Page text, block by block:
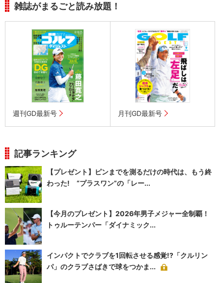
雑誌がまるごと読み放題！
週刊GD最新号 月刊GD最新号
記事ランキング
【プレゼント】ピンまでを測るだけの時代は、もう終
わった! “プラスワン”の「レー...
【今月のプレゼント】2026年男子メジャー全制覇！
トゥルーテンパー「ダイナミック...
インパクトでクラブを1回転させる感覚!?「クルリン
パ」のクラブさばきで球をつかま...